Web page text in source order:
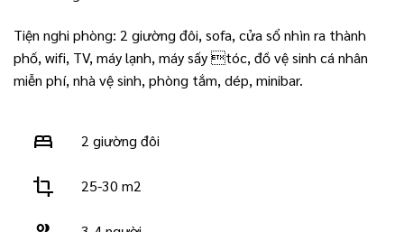
Tiện nghi phòng: 2 giường đôi, sofa, cửa sổ nhìn ra thành
phố, wifi, TV, máy lạnh, máy sấy tóc, đồ vệ sinh cá nhân
miễn phí, nhà vệ sinh, phòng tắm, dép, minibar.
bed 2 giường đôi
crop 25-30 m2